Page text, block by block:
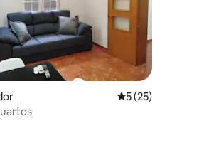
de 5, 9 avaliações
5 de uma
5 (25)